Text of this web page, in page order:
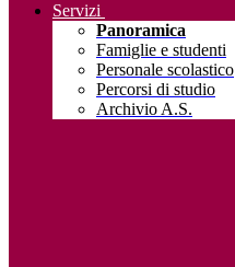
Servizi
Panoramica
Famiglie e studenti
Personale scolastico
Percorsi di studio
Archivio A.S.